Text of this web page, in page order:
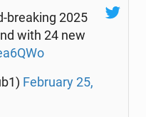
bre­aking 2025
with 24 new
Fe­bru­ary 25,